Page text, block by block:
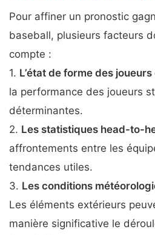
Pour affiner un pronostic
baseball, plusieurs facteurs
compte :
1. L’état de forme des joueurs
la performance des joueurs
déterminantes.
2. Les statistiques head-to-
affrontements entre les
tendances utiles.
3. Les conditions
Les éléments extérieurs
manière significative le